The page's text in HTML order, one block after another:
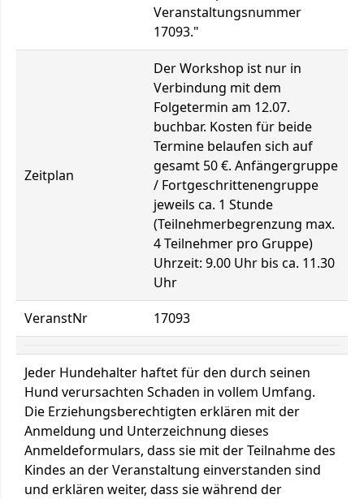
Veranstaltungsnummer
17093."
Zeitplan
Der Workshop ist nur in
Verbindung mit dem
Folgetermin am 12.07.
buchbar. Kosten für beide
Termine belaufen sich auf
gesamt 50 €. Anfängergruppe
/ Fortgeschrittenengruppe
jeweils ca. 1 Stunde
(Teilnehmerbegrenzung max.
4 Teilnehmer pro Gruppe)
Uhrzeit: 9.00 Uhr bis ca. 11.30
Uhr
VeranstNr
17093
Jeder Hundehalter haftet für den durch seinen
Hund verursachten Schaden in vollem Umfang.
Die Erziehungsberechtigten erklären mit der
Anmeldung und Unterzeichnung dieses
Anmeldeformulars, dass sie mit der Teilnahme des
Kindes an der Veranstaltung einverstanden sind
und erklären weiter, dass sie während der